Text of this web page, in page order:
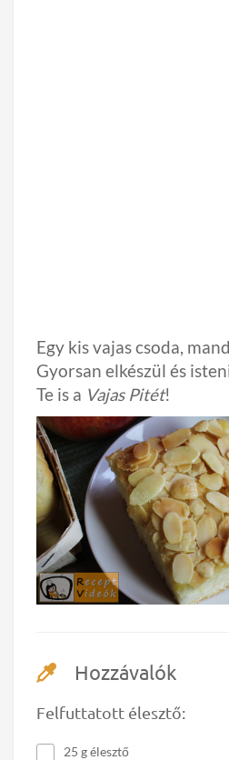
Egy kis vajas csoda,
Gyorsan elkészül és
Te is a Vajas Pitét!
Hozzávalók
Felfuttatott élesztő:
25 g élesztő